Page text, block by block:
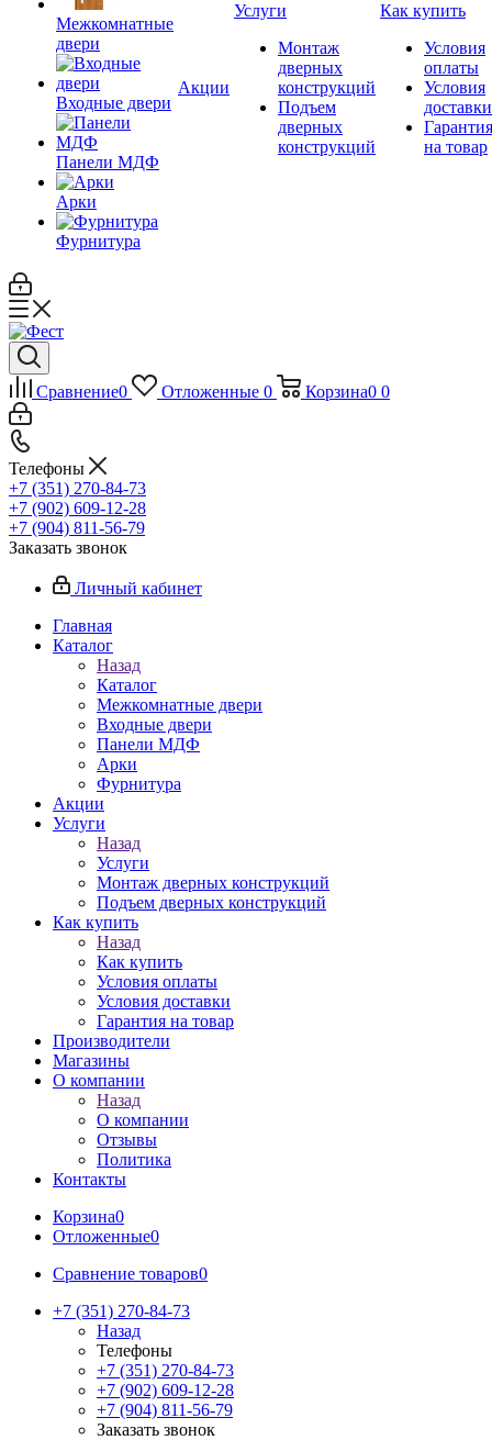
Межкомнатные
двери
Входные двери
Панели МДФ
Арки
Фурнитура
Акции
Услуги
Монтаж
дверных
конструкций
Подъем
дверных
конструкций
Как купить
Условия
оплаты
Условия
доставки
Гарантия
на товар
Сравнение0 Отложенные 0 Корзина0 0
Телефоны
+7 (351) 270-84-73
+7 (902) 609-12-28
+7 (904) 811-56-79
Заказать звонок
Личный кабинет
Главная
Каталог
Назад
Каталог
Межкомнатные двери
Входные двери
Панели МДФ
Арки
Фурнитура
Акции
Услуги
Назад
Услуги
Монтаж дверных конструкций
Подъем дверных конструкций
Как купить
Назад
Как купить
Условия оплаты
Условия доставки
Гарантия на товар
Производители
Магазины
О компании
Назад
О компании
Отзывы
Политика
Контакты
Корзина0
Отложенные0
Сравнение товаров0
+7 (351) 270-84-73
Назад
Телефоны
+7 (351) 270-84-73
+7 (902) 609-12-28
+7 (904) 811-56-79
Заказать звонок